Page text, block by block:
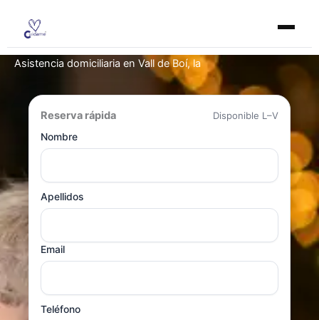
contenido
Asistencia domiciliaria en Vall de Boí, la
Reserva rápida
Disponible L–V
Nombre
Apellidos
Email
Teléfono